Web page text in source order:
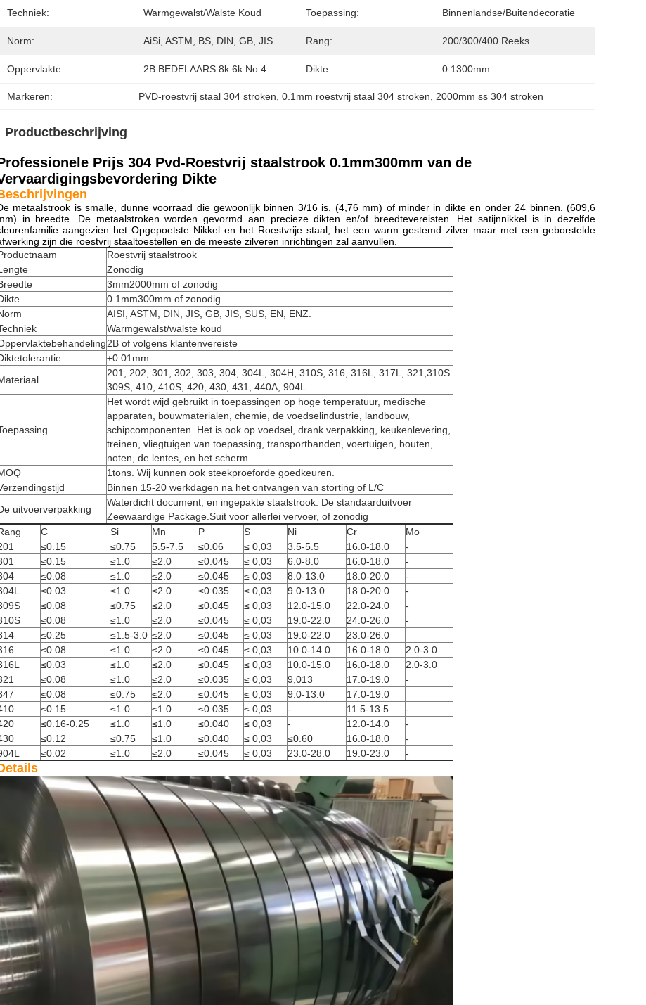
Techniek: Warmgewalst/walste Koud Toepassing: Binnenlandse/Buitendecoratie
Norm: AiSi, ASTM, BS, DIN, GB, JIS Rang: 200/300/400 Reeks
Oppervlakte: 2B BEDELAARS 8k 6k No.4 Dikte: 0.1300mm
Markeren: PVD-roestvrij staal 304 stroken , 0.1mm roestvrij staal 304 stroken 2000mm ss 304 stroken
Productbeschrijving
Prijs 304 Pvd-Roestvrij staalstrook 0.1mm300mm van de
Dikte
metaalstrook is smalle, dunne voorraad die gewoonlijk binnen 3/16 is. (4,76 mm) of minder in dikte en onder 24 binnen. (609,6
in breedte. De metaalstroken worden gevormd aan precieze dikten en/of breedtevereisten. Het satijnnikkel is in dezelfde
aangezien het Opgepoetste Nikkel en het Roestvrije staal, het een warm gestemd zilver maar met een geborstelde
zijn die roestvrij staaltoestellen en de meeste zilveren inrichtingen zal aanvullen.
Roestvrij staalstrook
Zonodig
3mm2000mm of zonodig
0.1mm300mm of zonodig
AISI, ASTM, DIN, JIS, GB, JIS, SUS, EN, ENZ.
Warmgewalst/walste koud
2B of volgens klantenvereiste
±0.01mm
201, 202, 301, 302, 303, 304, 304L, 304H, 310S, 316, 316L, 317L, 321,310S
309S, 410, 410S, 420, 430, 431, 440A, 904L
Het wordt wijd gebruikt in toepassingen op hoge temperatuur, medische
apparaten, bouwmaterialen, chemie, de voedselindustrie, landbouw,
schipcomponenten. Het is ook op voedsel, drank verpakking, keukenlevering,
treinen, vliegtuigen van toepassing, transportbanden, voertuigen, bouten,
noten, de lentes, en het scherm.
1tons. Wij kunnen ook steekproeforde goedkeuren.
Binnen 15-20 werkdagen na het ontvangen van storting of L/C
uitvoerverpakking
Waterdicht document, en ingepakte staalstrook. De standaarduitvoer
Zeewaardige Package.Suit voor allerlei vervoer, of zonodig
C Si Mn P S Ni Cr
Mo
≤0.15 ≤0.75 5.5-7.5 ≤0.06 ≤ 0,03 3.5-5.5 16.0-18.0
-
≤0.15 ≤1.0 ≤2.0 ≤0.045 ≤ 0,03 6.0-8.0 16.0-18.0
-
≤0.08 ≤1.0 ≤2.0 ≤0.045 ≤ 0,03 8.0-13.0 18.0-20.0
-
≤0.03 ≤1.0 ≤2.0 ≤0.035 ≤ 0,03 9.0-13.0 18.0-20.0
-
≤0.08 ≤0.75 ≤2.0 ≤0.045 ≤ 0,03 12.0-15.0 22.0-24.0
-
≤0.08 ≤1.0 ≤2.0 ≤0.045 ≤ 0,03 19.0-22.0 24.0-26.0
-
≤0.25 ≤1.5-3.0 ≤2.0 ≤0.045 ≤ 0,03 19.0-22.0
23.0-26.0
≤0.08 ≤1.0 ≤2.0 ≤0.045 ≤ 0,03 10.0-14.0 16.0-18.0
2.0-3.0
≤0.03 ≤1.0 ≤2.0 ≤0.045 ≤ 0,03 10.0-15.0 16.0-18.0
2.0-3.0
≤0.08 ≤1.0 ≤2.0 ≤0.035 ≤ 0,03 9,013 17.0-19.0
-
≤0.08 ≤0.75 ≤2.0 ≤0.045 ≤ 0,03 9.0-13.0
17.0-19.0
≤0.15 ≤1.0 ≤1.0 ≤0.035 ≤ 0,03 - 11.5-13.5
-
≤0.16-0.25 ≤1.0 ≤1.0 ≤0.040 ≤ 0,03 - 12.0-14.0
-
≤0.12 ≤0.75 ≤1.0 ≤0.040 ≤ 0,03 ≤0.60 16.0-18.0
-
≤0.02 ≤1.0 ≤2.0 ≤0.045 ≤ 0,03 23.0-28.0 19.0-23.0 -